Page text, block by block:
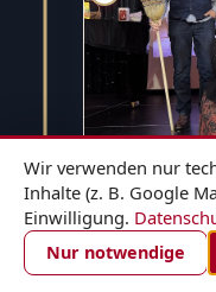
1.
Hänsel
Wir verwenden nur
Inhalte (z. B. Google
Einwilligung.
Nur notwendige